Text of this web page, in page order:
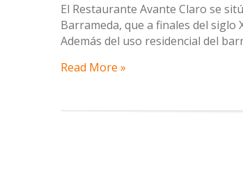
El Restaurante Avante Claro se
Barrameda, que a finales del siglo
Además del uso residencial del
Read More »